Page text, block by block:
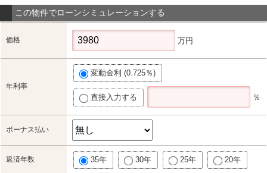
この物件でローンシミュレーションする
価格 万円
年利率
変動金利 (0.725％)
直接入力する ％
ボーナス払い
返済年数 35年 30年 25年 20年